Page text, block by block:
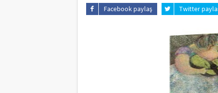
Facebook paylaş Twitter